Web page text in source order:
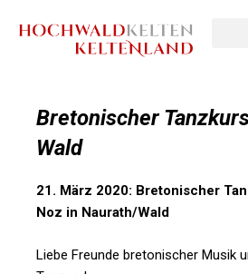
Bretonischer
Wald
21. März 2020: Bretonischer
Noz in Naurath/Wald
Liebe Freunde bretonischer Musik